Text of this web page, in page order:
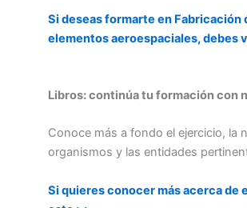
Si deseas formarte en Fabricación
elementos aeroespaciales, debes
Libros: continúa tu formación con
Conoce más a fondo el ejercicio, la
organismos y las entidades
Si quieres conocer más acerca de